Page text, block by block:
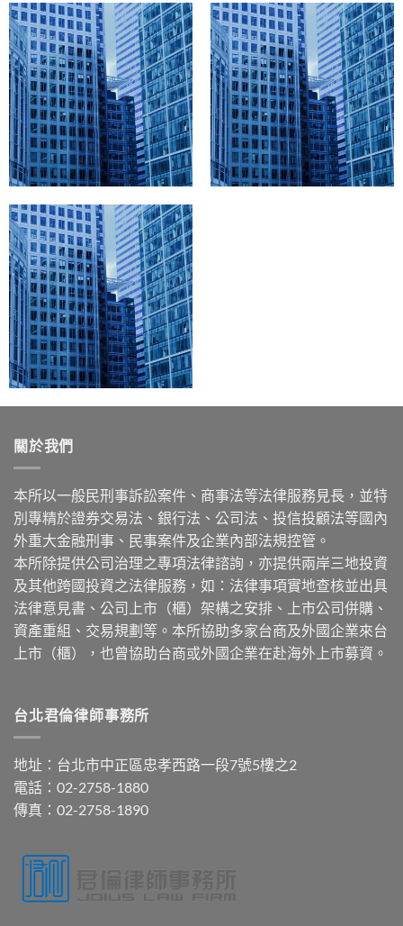
關於我們
本所以一般民刑事訴訟案件、商事法等法律服務見長，並特
別專精於證券交易法、銀行法、公司法、投信投顧法等國內
外重大金融刑事、民事案件及企業內部法規控管。
本所除提供公司治理之專項法律諮詢，亦提供兩岸三地投資
及其他跨國投資之法律服務，如：法律事項實地查核並出具
法律意見書、公司上市（櫃）架構之安排、上市公司併購、
資產重組、交易規劃等。本所協助多家台商及外國企業來台
上市（櫃），也曾協助台商或外國企業在赴海外上市募資。
台北君倫律師事務所
地址：台北市中正區忠孝西路一段7號5樓之2
電話：02-2758-1880
傳真：02-2758-1890